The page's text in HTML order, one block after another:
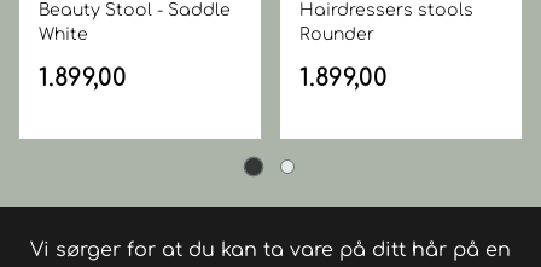
Beauty Stool - Saddle
White
1.899,00
Hairdressers stools
Rounder
1.899,00
Vi sørger for at du kan ta vare på ditt hår på en